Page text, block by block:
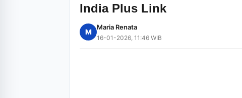
India Plus Link
M
Maria Renata
16-01-2026, 11:46 WIB